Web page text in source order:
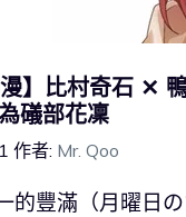
漫】比村奇石 ✕
礒部花凜
作者: Mr. Qoo
的豐滿（月曜日